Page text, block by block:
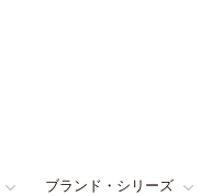
ブランド・シリーズ